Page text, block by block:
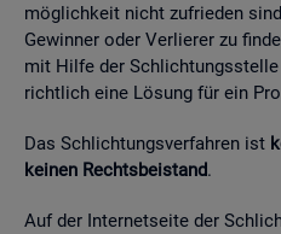
mög­lich­keit nicht zu­frie­den
Ge­win­ner oder Ver­lie­rer zu
mit Hilfe der
richt­lich eine Lö­sung für ein
Das Schlich­tungs­ver­fah­ren ist
kei­nen Rechts­bei­stand.
Auf der In­ter­net­sei­te der